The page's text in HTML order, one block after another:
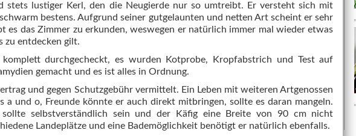
stets lustiger Kerl, den die Neugierde nur so umtreibt. Er versteht sich mit
bestens. Aufgrund seiner gutgelaunten und netten Art scheint er sehr
es das Zimmer zu erkunden, weswegen er natürlich immer mal wieder etwas
zu entdecken gilt.
durchgecheckt, es wurden Kotprobe, Kropfabstrich und Test auf
gemacht und es ist alles in Ordnung.
und gegen Schutzgebühr vermittelt. Ein Leben mit weiteren Artgenossen
a und o, Freunde könnte er auch direkt mitbringen, sollte es daran mangeln.
sollte selbstverständlich sein und der Käfig eine Breite von 90 cm nicht
Landeplätze und eine Bademöglichkeit benötigt er natürlich ebenfalls.